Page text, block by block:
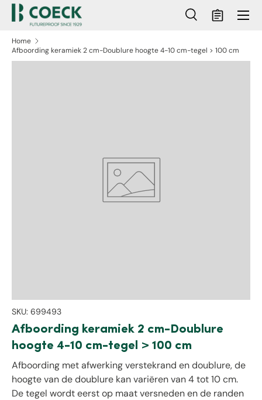
naar inhoud
Zoeken
ZoekenMandje
Menu
Home
Afboording keramiek 2 cm-Doublure hoogte 4-10 cm-tegel > 100 cm
SKU: 699493
Afboording keramiek 2 cm-Doublure
hoogte 4-10 cm-tegel > 100 cm
Afboording met afwerking verstekrand en doublure, de
hoogte van de doublure kan variëren van 4 tot 10 cm.
De tegel wordt eerst op maat versneden en de randen